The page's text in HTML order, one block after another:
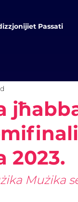
Passati
2023.
Mużika